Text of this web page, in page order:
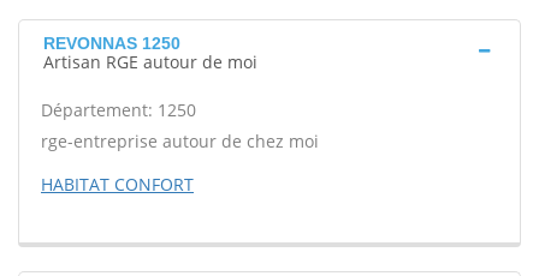
REVONNAS 1250
Artisan RGE autour de moi
Département: 1250
rge-entreprise autour de chez moi
HABITAT CONFORT